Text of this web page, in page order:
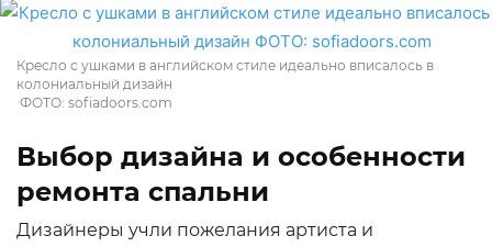
Кресло с ушками в английском стиле идеально вписалось в
колониальный дизайн
ФОТО: sofiadoors.com
Выбор дизайна и особенности
ремонта спальни
Дизайнеры учли пожелания артиста и